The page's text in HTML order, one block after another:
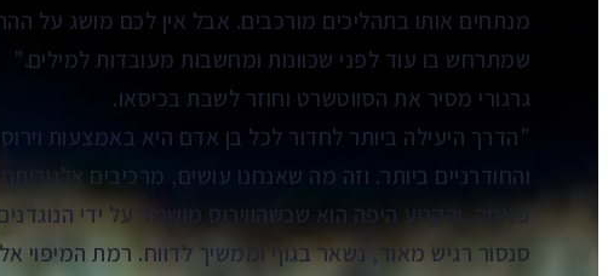
מנתחים אותו בתהליכים מורכבים. אבל אין לכם מושג על
שמתרחש בו עוד לפני שכוונות ומחשבות מעובדות למילים."
גרגורי מסיר את הסווטשרט וחוזר לשבת בכיסאו.
"הדרך היעילה ביותר לחדור לכל בן אדם היא באמצעות
והחודרניים ביותר. וזה מה שאנחנו עושים, מרכיבים
פנימה. והקטע היפה הוא שכשהווירוס מושמד על ידי
סנסור רגיש מאוד, נשאר בגוף וממשיך לדווח. רמת המיפוי